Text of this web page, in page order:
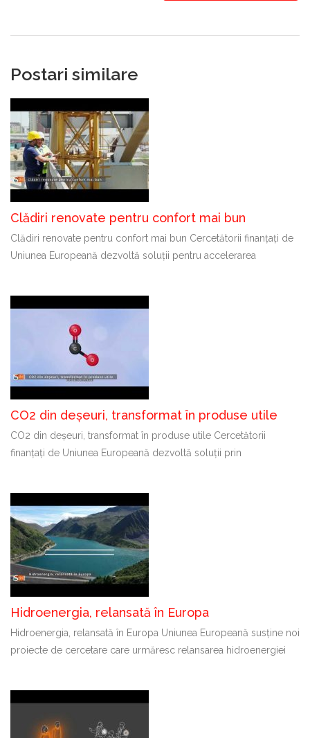
Postari similare
Clădiri renovate pentru confort mai bun
Clădiri renovate pentru confort mai bun Cercetătorii finanțați de
Uniunea Europeană dezvoltă soluții pentru accelerarea
CO2 din deșeuri, transformat în produse utile
CO2 din deșeuri, transformat în produse utile Cercetătorii
finanțați de Uniunea Europeană dezvoltă soluții prin
Hidroenergia, relansată în Europa
Hidroenergia, relansată în Europa Uniunea Europeană susține noi
proiecte de cercetare care urmăresc relansarea hidroenergiei